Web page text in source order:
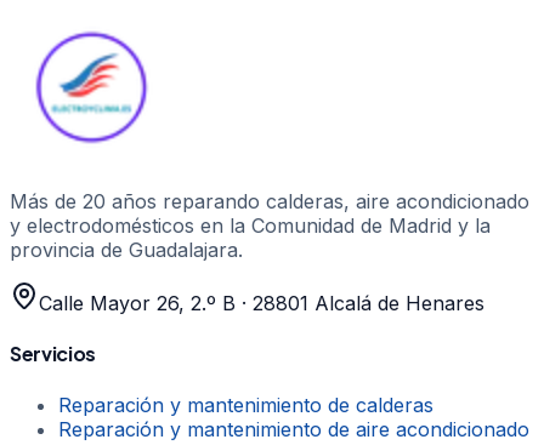
Más de 20 años reparando calderas, aire acondicionado
y electrodomésticos en la Comunidad de Madrid y la
provincia de Guadalajara.
Calle Mayor 26, 2.º B · 28801 Alcalá de Henares
Servicios
Reparación y mantenimiento de calderas
Reparación y mantenimiento de aire acondicionado